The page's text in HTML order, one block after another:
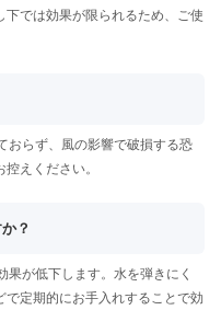
下では効果が限られるため、ご使
おらず、風の影響で破損する恐
えください。
？
果が低下します。水を弾きにく
で定期的にお手入れすることで効